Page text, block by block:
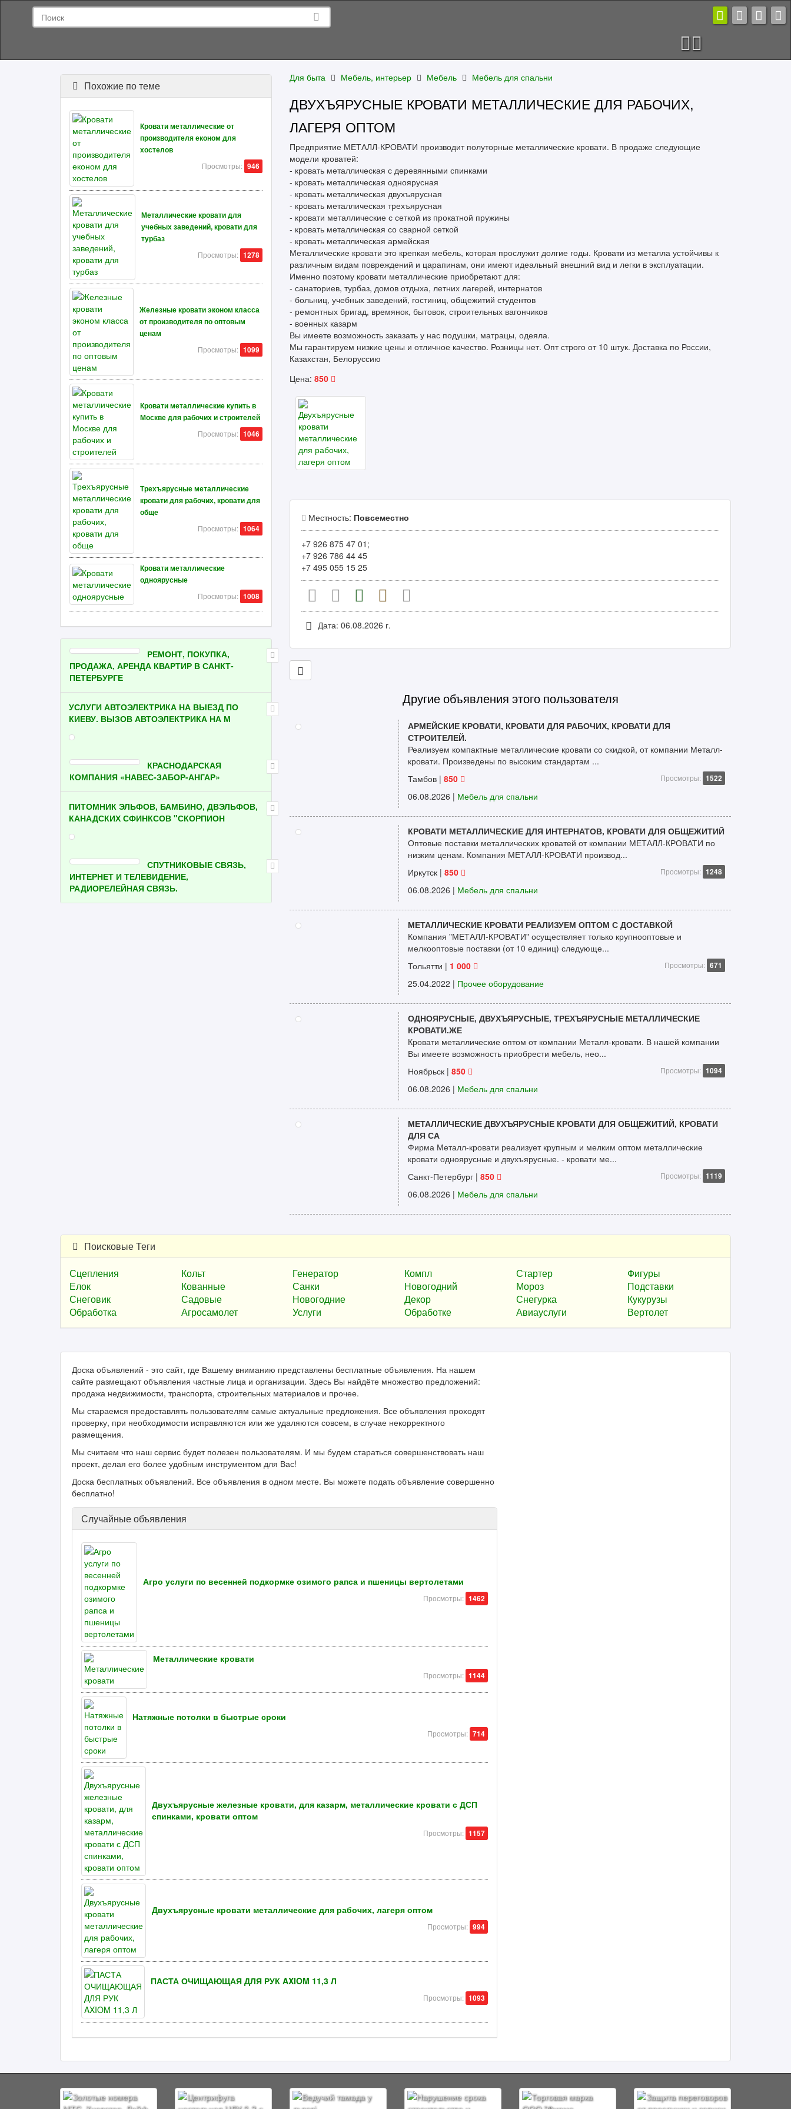
Для быта Мебель, интерьер Мебель Мебель для спальни
ДВУХЪЯРУСНЫЕ КРОВАТИ МЕТАЛЛИЧЕСКИЕ ДЛЯ РАБОЧИХ,
ЛАГЕРЯ ОПТОМ
Предприятие МЕТАЛЛ-КРОВАТИ производит полуторные металлические кровати. В продаже следующие
модели кроватей:
- кровать металлическая с деревянными спинками
- кровать металлическая одноярусная
- кровать металлическая двухъярусная
- кровать металлическая трехъярусная
- кровати металлические с сеткой из прокатной пружины
- кровать металлическая со сварной сеткой
- кровать металлическая армейская
Металлические кровати это крепкая мебель, которая прослужит долгие годы. Кровати из металла устойчивы к
различным видам повреждений и царапинам, они имеют идеальный внешний вид и легки в эксплуатации.
Именно поэтому кровати металлические приобретают для:
- санаториев, турбаз, домов отдыха, летних лагерей, интернатов
- больниц, учебных заведений, гостиниц, общежитий студентов
- ремонтных бригад, времянок, бытовок, строительных вагончиков
- военных казарм
Вы имеете возможность заказать у нас подушки, матрацы, одеяла.
Мы гарантируем низкие цены и отличное качество. Розницы нет. Опт строго от 10 штук. Доставка по России,
Казахстан, Белоруссию
Цена: 850
Местность: Повсеместно
+7 926 875 47 01;
+7 926 786 44 45
+7 495 055 15 25
Дата: 06.08.2026 г.
Другие объявления этого пользователя
АРМЕЙСКИЕ КРОВАТИ, КРОВАТИ ДЛЯ РАБОЧИХ, КРОВАТИ ДЛЯ
СТРОИТЕЛЕЙ.
Реализуем компактные металлические кровати со скидкой, от компании Металл-
кровати. Произведены по высоким стандартам ...
Тамбов | 850 Просмотры: 1522
06.08.2026 | Мебель для спальни
КРОВАТИ МЕТАЛЛИЧЕСКИЕ ДЛЯ ИНТЕРНАТОВ, КРОВАТИ ДЛЯ ОБЩЕЖИТИЙ
Оптовые поставки металлических кроватей от компании МЕТАЛЛ-КРОВАТИ по
низким ценам. Компания МЕТАЛЛ-КРОВАТИ производ...
Иркутск | 850 Просмотры: 1248
06.08.2026 | Мебель для спальни
МЕТАЛЛИЧЕСКИЕ КРОВАТИ РЕАЛИЗУЕМ ОПТОМ С ДОСТАВКОЙ
Компания "МЕТАЛЛ-КРОВАТИ" осуществляет только крупнооптовые и
мелкооптовые поставки (от 10 единиц) следующе...
Тольятти | 1 000 Просмотры: 671
25.04.2022 | Прочее оборудование
ОДНОЯРУСНЫЕ, ДВУХЪЯРУСНЫЕ, ТРЕХЪЯРУСНЫЕ МЕТАЛЛИЧЕСКИЕ
КРОВАТИ.ЖЕ
Кровати металлические оптом от компании Металл-кровати. В нашей компании
Вы имеете возможность приобрести мебель, нео...
Ноябрьск | 850 Просмотры: 1094
06.08.2026 | Мебель для спальни
МЕТАЛЛИЧЕСКИЕ ДВУХЪЯРУСНЫЕ КРОВАТИ ДЛЯ ОБЩЕЖИТИЙ, КРОВАТИ
ДЛЯ СА
Фирма Металл-кровати реализует крупным и мелким оптом металлические
кровати одноярусные и двухъярусные. - кровати ме...
Санкт-Петербург | 850 Просмотры: 1119
06.08.2026 | Мебель для спальни
Похожие по теме
Кровати металлические от
производителя економ для
хостелов
Просмотры: 946
Металлические кровати для
учебных заведений, кровати для
турбаз
Просмотры: 1278
Железные кровати эконом класса
от производителя по оптовым
ценам
Просмотры: 1099
Кровати металлические купить в
Москве для рабочих и строителей
Просмотры: 1046
Трехъярусные металлические
кровати для рабочих, кровати для
обще
Просмотры: 1064
Кровати металлические
одноярусные
Просмотры: 1008
РЕМОНТ, ПОКУПКА,
ПРОДАЖА, АРЕНДА КВАРТИР В САНКТ-
ПЕТЕРБУРГЕ
УСЛУГИ АВТОЭЛЕКТРИКА НА ВЫЕЗД ПО
КИЕВУ. ВЫЗОВ АВТОЭЛЕКТРИКА НА М
КРАСНОДАРСКАЯ
КОМПАНИЯ «НАВЕС-ЗАБОР-АНГАР»
ПИТОМНИК ЭЛЬФОВ, БАМБИНО, ДВЭЛЬФОВ,
КАНАДСКИХ СФИНКСОВ "СКОРПИОН
СПУТНИКОВЫЕ СВЯЗЬ,
ИНТЕРНЕТ И ТЕЛЕВИДЕНИЕ,
РАДИОРЕЛЕЙНАЯ СВЯЗЬ.
Поисковые Теги
Сцепления
Кольт Генератор Компл Стартер
Фигуры
Елок
Кованные Санки Новогодний Мороз
Подставки
Снеговик
Садовые Новогодние Декор Снегурка
Кукурузы
Обработка
Агросамолет Услуги Обработке Авиауслуги Вертолет
Доска объявлений - это сайт, где Вашему вниманию представлены бесплатные объявления. На нашем
сайте размещают объявления частные лица и организации. Здесь Вы найдёте множество предложений:
продажа недвижимости, транспорта, строительных материалов и прочее.
Мы стараемся предоставлять пользователям самые актуальные предложения. Все объявления проходят
проверку, при необходимости исправляются или же удаляются совсем, в случае некорректного
размещения.
Мы считаем что наш сервис будет полезен пользователям. И мы будем стараться совершенствовать наш
проект, делая его более удобным инструментом для Вас!
Доска бесплатных объявлений. Все объявления в одном месте. Вы можете подать объявление совершенно
бесплатно!
Случайные объявления
Агро услуги по весенней подкормке озимого рапса и пшеницы вертолетами
Просмотры: 1462
Металлические кровати
Просмотры: 1144
Натяжные потолки в быстрые сроки
Просмотры: 714
Двухъярусные железные кровати, для казарм, металлические кровати с ДСП
спинками, кровати оптом
Просмотры: 1157
Двухъярусные кровати металлические для рабочих, лагеря оптом
Просмотры: 994
ПАСТА ОЧИЩАЮЩАЯ ДЛЯ РУК AXIOM 11,3 Л
Просмотры: 1093